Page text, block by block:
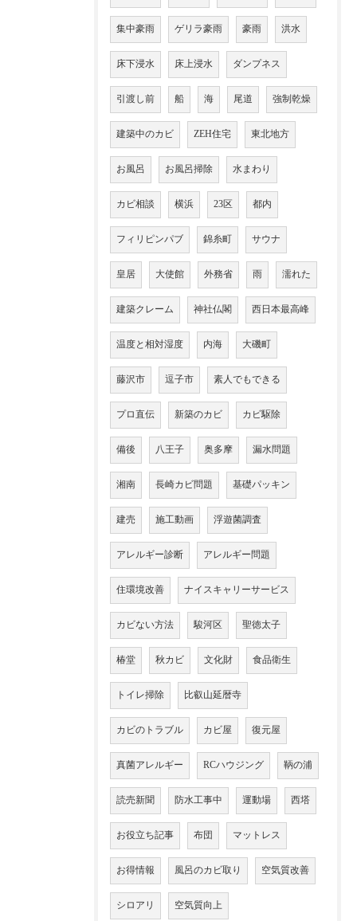
集中豪雨 ゲリラ豪雨 豪雨 洪水
床下浸水 床上浸水 ダンプネス
引渡し前 船 海 尾道 強制乾燥
建築中のカビ ZEH住宅 東北地方
お風呂 お風呂掃除 水まわり
カビ相談 横浜 23区 都内
フィリピンパブ 錦糸町 サウナ
皇居 大使館 外務省 雨 濡れた
建築クレーム 神社仏閣 西日本最高峰
温度と相対湿度 内海 大磯町
藤沢市 逗子市 素人でもできる
プロ直伝 新築のカビ カビ駆除
備後 八王子 奥多摩 漏水問題
湘南 長崎カビ問題 基礎パッキン
建売 施工動画 浮遊菌調査
アレルギー診断 アレルギー問題
住環境改善 ナイスキャリーサービス
カビない方法 駿河区 聖徳太子
椿堂 秋カビ 文化財 食品衛生
トイレ掃除 比叡山延暦寺
カビのトラブル カビ屋 復元屋
真菌アレルギー RCハウジング 鞆の浦
読売新聞 防水工事中 運動場 西塔
お役立ち記事 布団 マットレス
お得情報 風呂のカビ取り 空気質改善
シロアリ 空気質向上